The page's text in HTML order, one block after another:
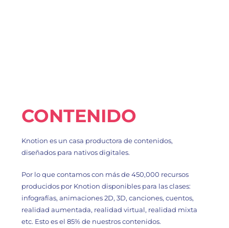
CONTENIDO
Knotion es un casa productora de contenidos,
diseñados para nativos digitales.
Por lo que contamos con más de 450,000 recursos
producidos por Knotion disponibles para las clases:
infografías, animaciones 2D, 3D, canciones, cuentos,
realidad aumentada, realidad virtual, realidad mixta
etc. Esto es el 85% de nuestros contenidos.